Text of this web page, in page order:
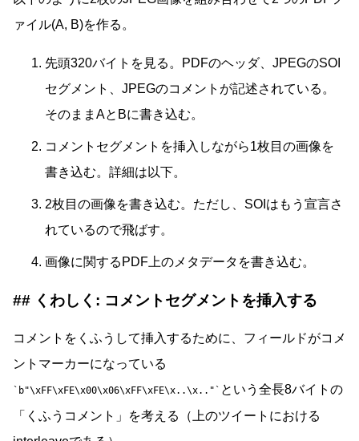
ァイル(A, B)を作る。
先頭320バイトを見る。PDFのヘッダ、JPEGのSOI
セグメント、JPEGのコメントが記述されている。
そのままAとBに書き込む。
コメントセグメントを挿入しながら1枚目の画像を
書き込む。詳細は以下。
2枚目の画像を書き込む。ただし、SOIはもう宣言さ
れているので飛ばす。
画像に関するPDF上のメタデータを書き込む。
くわしく: コメントセグメントを挿入する
コメントをくふうして挿入するために、フィールドがコメ
ントマーカーになっている
b"\xFF\xFE\x00\x06\xFF\xFE\x..\x.."
という全長8バイトの
「くふうコメント」を考える（上のツイートにおける